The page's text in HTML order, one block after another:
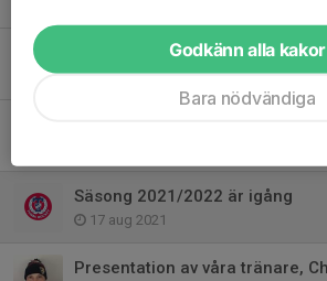
Hockeyskoj 3 april
27 mar 2022
Säsong 2021/2022 är igång
17 aug 2021
Godkänn alla kakor
Bara nödvändiga